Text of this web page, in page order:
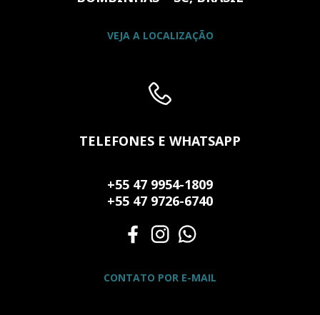
VEJA A LOCALIZAÇÃO
TELEFONES E WHATSAPP
+55 47 9954-1809
+55 47 9726-6740
CONTATO POR E-MAIL